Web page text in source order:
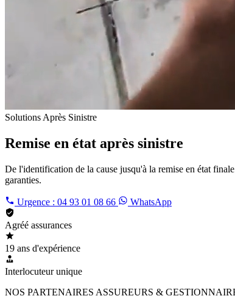
Solutions Après Sinistre
Remise en état après sinistre
De l'identification de la cause jusqu'à la remise en état
garanties.
Urgence : 04 93 01 08 66 WhatsApp
Agréé assurances
19 ans d'expérience
Interlocuteur unique
NOS PARTENAIRES ASSUREURS &